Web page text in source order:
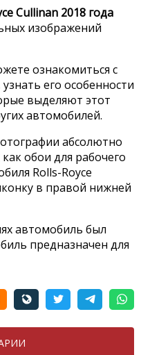
Cullinan 2018 года
изображений
ознакомиться с
его особенности
выделяют этот
автомобилей.
абсолютно
обои для рабочего
Rolls-Royce
в правой нижней
автомобиль был
предназначен для